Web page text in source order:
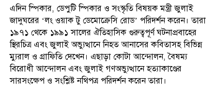
এদিন স্পিকার, ডেপুটি স্পিকার ও সংস্কৃতি বিষয়ক মন্ত্রী জুলাই
জাদুঘরের ‘লং ওয়াক টু ডেমোক্রেসি রোড’ পরিদর্শন করেন। তারা
১৯৭১ থেকে ১৯৯১ সালের ঐতিহাসিক গুরুত্বপূর্ণ ঘটনাপ্রবাহের
স্থিরচিত্র এবং জুলাই অভ্যুত্থানে নিহত আনাসের কবিতাসহ বিভিন্ন
ম্যুরাল ও গ্রাফিতি দেখেন। এছাড়া কোটা আন্দোলন, বৈষম্য
বিরোধী আন্দোলন এবং জুলাই গণঅভ্যুত্থানে হত্যাকাণ্ডের
সারসংক্ষেপ ও সংশ্লিষ্ট নথিপত্র পরিদর্শন করেন তারা।